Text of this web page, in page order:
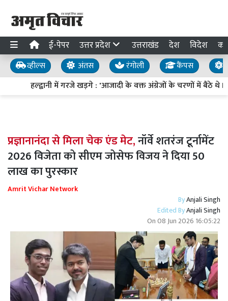
ई-पेपर उत्तर प्रदेश उत्तराखंड देश विदेश
व्हील्स अंतस रंगोली कैंपस
हल्द्वानी में गरजे खड़गे : 'आजादी के वक्त अंग्रेजों के चरणों में बैठे थे
प्रज्ञानानंदा से मिला चेक एंड मेट,नॉर्वे शतरंज टूर्नामेंट
2026 विजेता को सीएम जोसेफ विजय ने दिया 50
लाख का पुरस्कार
Amrit Vichar Network
ByAnjali Singh
Edited ByAnjali Singh
On08 Jun 2026 16:05:22